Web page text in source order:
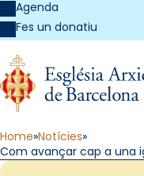
Agenda
Fes un donatiu
Home Notícies
Com avançar cap a una